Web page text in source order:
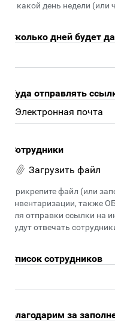
какой день недели (или
дней будет дано
отправлять ссылку
Загрузить файл
файл (или
также
отправки ссылки на
отвечать сотрудники.
сотрудников
за